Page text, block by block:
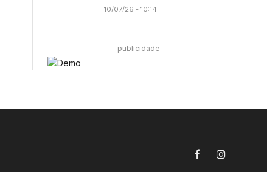
10/07/26 - 10:14
publicidade
FacebookInstagram